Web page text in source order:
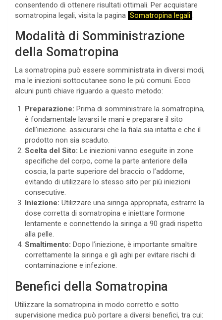
consentendo di ottenere risultati ottimali. Per acquistare
somatropina legali, visita la pagina Somatropina legali .
Modalità di Somministrazione
della Somatropina
La somatropina può essere somministrata in diversi modi,
ma le iniezioni sottocutanee sono le più comuni. Ecco
alcuni punti chiave riguardo a questo metodo:
Preparazione: Prima di somministrare la somatropina,
è fondamentale lavarsi le mani e preparare il sito
dell’iniezione. assicurarsi che la fiala sia intatta e che il
prodotto non sia scaduto.
Scelta del Sito: Le iniezioni vanno eseguite in zone
specifiche del corpo, come la parte anteriore della
coscia, la parte superiore del braccio o l’addome,
evitando di utilizzare lo stesso sito per più iniezioni
consecutive.
Iniezione: Utilizzare una siringa appropriata, estrarre la
dose corretta di somatropina e iniettare l’ormone
lentamente e connettendo la siringa a 90 gradi rispetto
alla pelle.
Smaltimento: Dopo l’iniezione, è importante smaltire
correttamente la siringa e gli aghi per evitare rischi di
contaminazione e infezione.
Benefici della Somatropina
Utilizzare la somatropina in modo corretto e sotto
supervisione medica può portare a diversi benefici, tra cui: